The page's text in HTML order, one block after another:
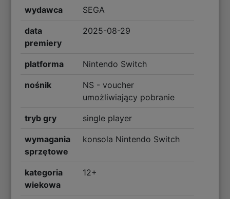
wydawca SEGA
data
premiery
2025-08-29
platforma Nintendo Switch
nośnik
NS - voucher
umożliwiający pobranie
tryb gry single player
wymagania
sprzętowe
konsola Nintendo Switch
kategoria
wiekowa
12+